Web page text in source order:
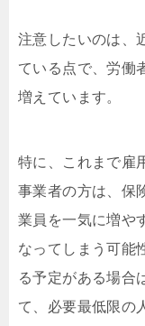
注意したいのは、
ている点で、労働
増えています。
特に、これまで雇
事業者の方は、保
業員を一気に増や
なってしまう可能
る予定がある場合
て、必要最低限の